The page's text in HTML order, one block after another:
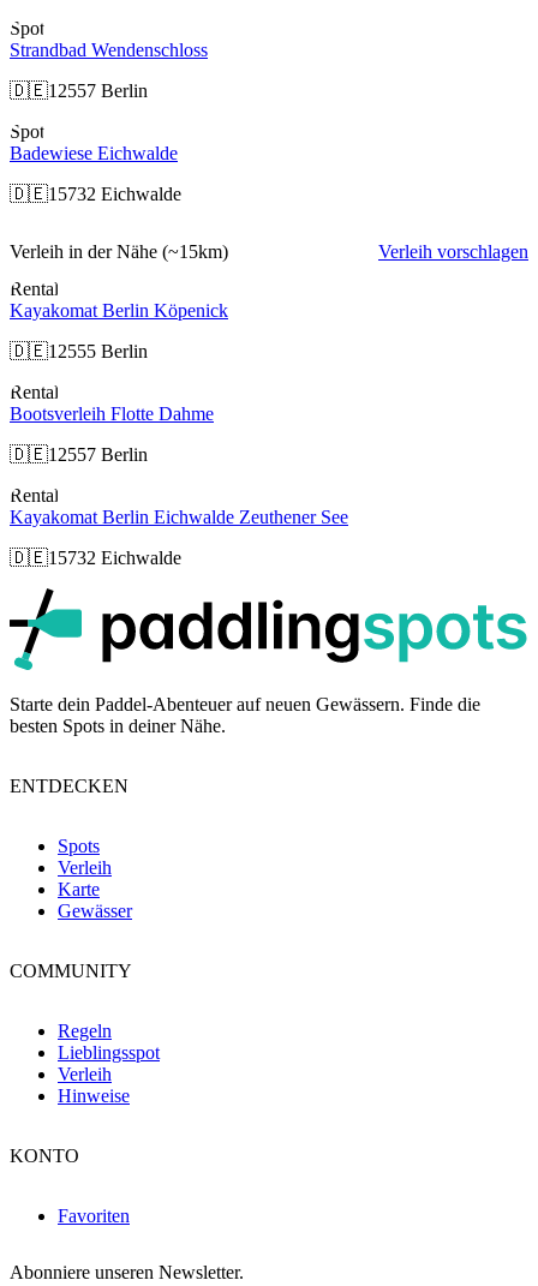
Spot
Strandbad Wendenschloss
🇩🇪12557 Berlin
Spot
Badewiese Eichwalde
🇩🇪15732 Eichwalde
Verleih in der Nähe (~15km)
Verleih vorschlagen
Rental
Kayakomat Berlin Köpenick
🇩🇪12555 Berlin
Rental
Bootsverleih Flotte Dahme
🇩🇪12557 Berlin
Rental
Kayakomat Berlin Eichwalde Zeuthener See
🇩🇪15732 Eichwalde
Starte dein Paddel-Abenteuer auf neuen Gewässern. Finde die
besten Spots in deiner Nähe.
ENTDECKEN
Spots
Verleih
Karte
Gewässer
COMMUNITY
Regeln
Lieblingsspot
Verleih
Hinweise
KONTO
Favoriten
Abonniere unseren Newsletter.